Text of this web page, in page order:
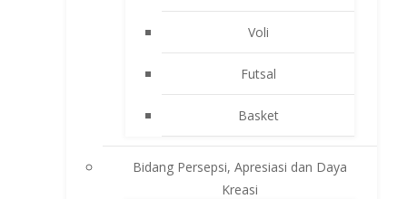
Voli
Futsal
Basket
Bidang Persepsi, Apresiasi dan Daya
Kreasi